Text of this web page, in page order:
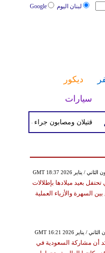
لبنان اليوم Google
ديكور
سيارات
جراء 14 غارة إسرائيلية على شرق وجنوب لبنان
بعيد ميلادها بإطلالات
السهرة والأزياء العملية
أن مشاركة السعودية في